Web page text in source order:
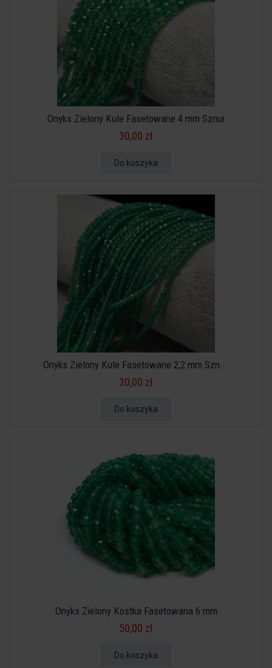
Onyks Zielony Kule Fasetowane 4 mm Sznur
30,00 zł
Do koszyka
Onyks Zielony Kule Fasetowane 2,2 mm Szn...
30,00 zł
Do koszyka
Onyks Zielony Kostka Fasetowana 6 mm
50,00 zł
Do koszyka